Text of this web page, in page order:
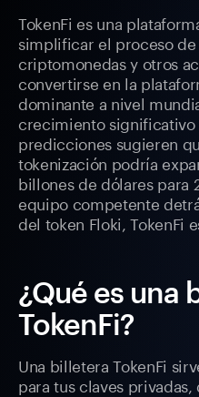
TokenFi es una
simplificar el proceso
criptomonedas y otros
convertirse en la
dominante a nivel
crecimiento significativo
predicciones sugieren
tokenización podría
billones de dólares para
equipo competente
del token Floki, TokenFi
¿Qué es una
TokenFi?
Una billetera TokenFi
para tus claves